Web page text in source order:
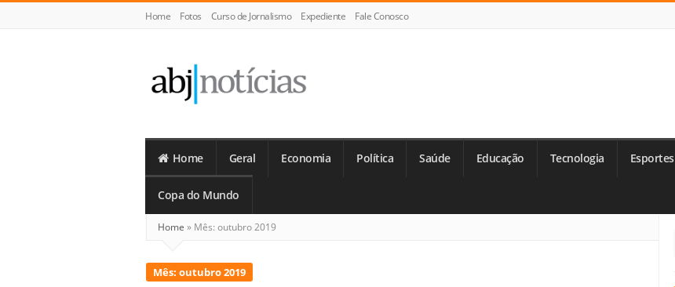
Home Fotos Curso de Jornalismo Expediente Fale Conosco
Notícias
Home Geral Economia Política Saúde Educação Tecnologia Esportes
Copa do Mundo
Home » Mês: outubro 2019
Mês: outubro 2019